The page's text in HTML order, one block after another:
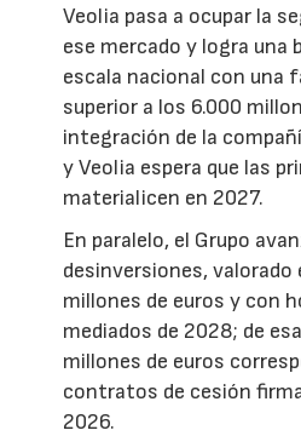
Veolia pasa a ocupar la
ese mercado y logra una
escala nacional con una
superior a los 6.000
integración de la
y Veolia espera que las
materialicen en 2027.
En paralelo, el Grupo
desinversiones, valorado
millones de euros y con
mediados de 2028; de
millones de euros
contratos de cesión
2026.